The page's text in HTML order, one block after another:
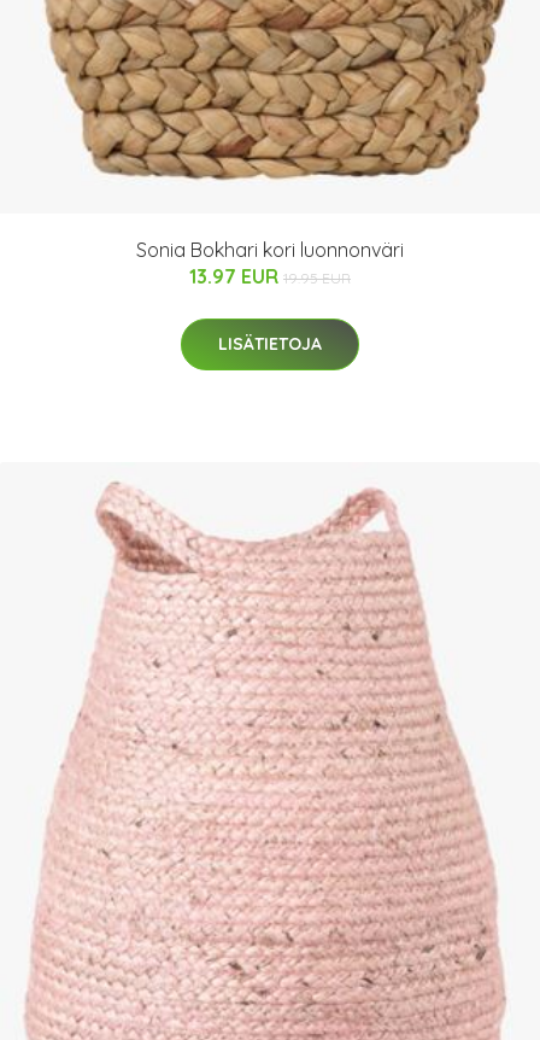
Sonia Bokhari kori luonnonväri
13.97 EUR 19.95 EUR
LISÄTIETOJA